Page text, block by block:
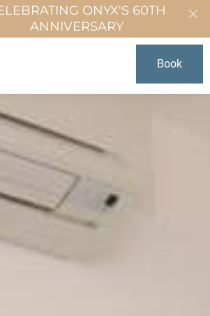
ONYX'S 60TH
ANNIVERSARY
Book